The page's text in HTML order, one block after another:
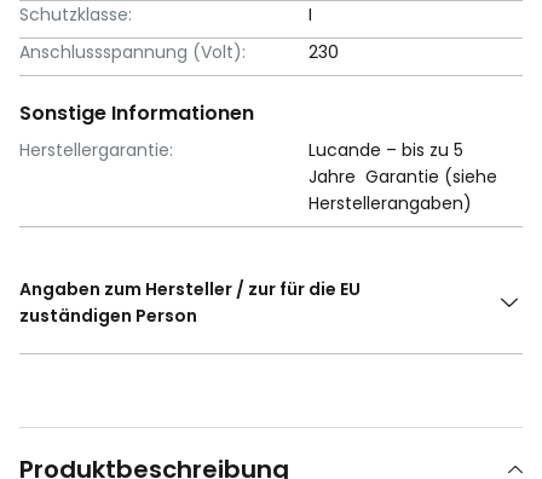
Schutzklasse:
I
Anschlussspannung (Volt):
230
Sonstige Informationen
Herstellergarantie:
Lucande – bis zu 5
Jahre Garantie (siehe
Herstellerangaben)
Angaben zum Hersteller / zur für die EU
zuständigen Person
Produktbeschreibung